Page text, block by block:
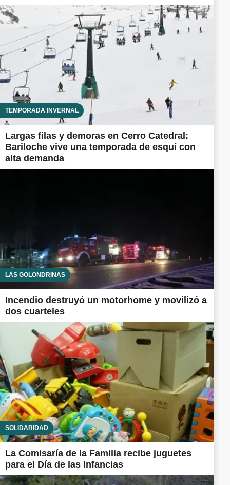
TEMPORADA INVERNAL
Largas filas y demoras en Cerro Catedral:
Bariloche vive una temporada de esquí con
alta demanda
LAS GOLONDRINAS
Incendio destruyó un motorhome y movilizó a
dos cuarteles
SOLIDARIDAD
La Comisaría de la Familia recibe juguetes
para el Día de las Infancias